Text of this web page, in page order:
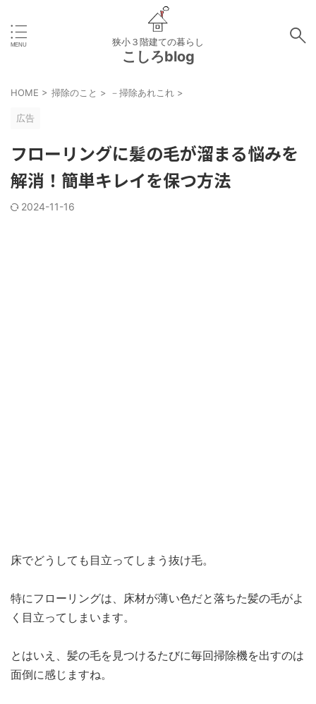
狭小３階建ての暮らし
こしろblog
HOME > 掃除のこと > －掃除あれこれ >
広告
フローリングに髪の毛が溜まる悩みを
解消！簡単キレイを保つ方法
2024-11-16
床でどうしても目立ってしまう抜け毛。
特にフローリングは、床材が薄い色だと落ちた髪の毛がよ
く目立ってしまいます。
とはいえ、髪の毛を見つけるたびに毎回掃除機を出すのは
面倒に感じますね。